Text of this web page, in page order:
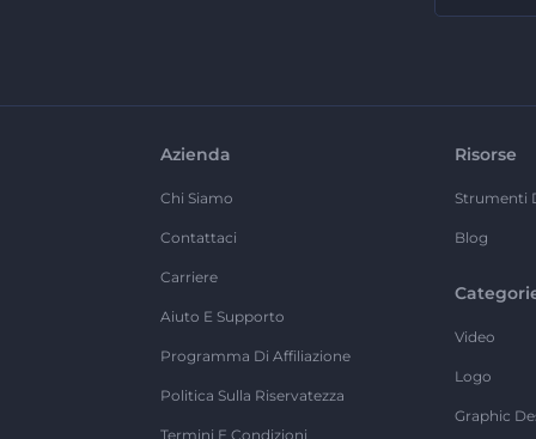
Azienda
Chi Siamo
Contattaci
Carriere
Aiuto E Supporto
Programma Di Affiliazione
Politica Sulla Riservatezza
Termini E Condizioni
Risorse
Strumenti
Blog
Video
Logo
Graphic